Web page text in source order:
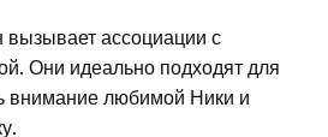
вызывает ассоциации с
Они идеально подходят для
внимание любимой Ники и